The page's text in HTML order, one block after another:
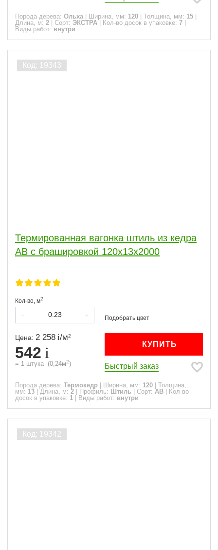
Порода дерева: Ольха Ширина, мм: 120 Толщина, мм: 15
Длина, м: 2 Сорт: ЭКСТРА Кол-во досок в упаковке: 7
Виды работ: внутри
Термированная вагонка штиль из кедра
АВ с брашировкой 120х13х2000
Кол-во, м2
Цена: 2 258 /м2
542
= 1 штука (0,24м2)
КУПИТЬ
Быстрый заказ
Порода дерева: Термокедр Ширина, мм: 120
Толщина,
мм: 13 Длина, м: 2 Профиль: Штиль Сорт: АВ
Кол-во
досок в упаковке: 1 Виды работ: внутри